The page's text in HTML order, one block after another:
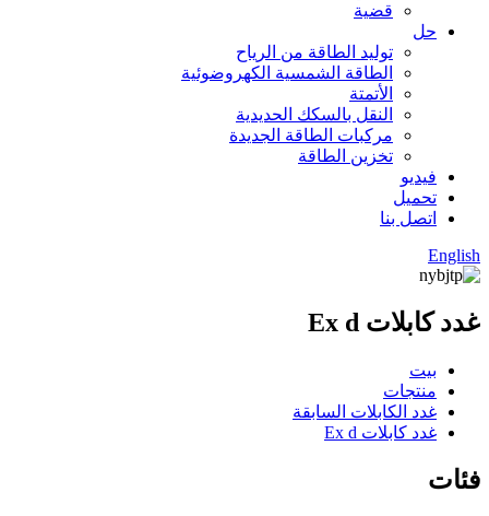
قضية
حل
توليد الطاقة من الرياح
الطاقة الشمسية الكهروضوئية
الأتمتة
النقل بالسكك الحديدية
مركبات الطاقة الجديدة
تخزين الطاقة
فيديو
تحميل
اتصل بنا
English
غدد كابلات Ex d
بيت
منتجات
غدد الكابلات السابقة
غدد كابلات Ex d
فئات